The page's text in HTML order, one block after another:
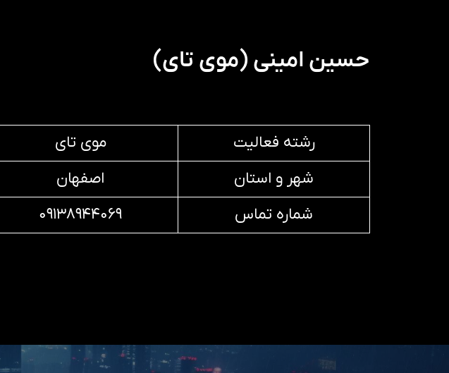
حسین امینی (موی تای)
رشته فعالیت
موی تای
شهر و استان
اصفهان
شماره تماس
۰۹۱۳۸۹۴۴۰۶۹